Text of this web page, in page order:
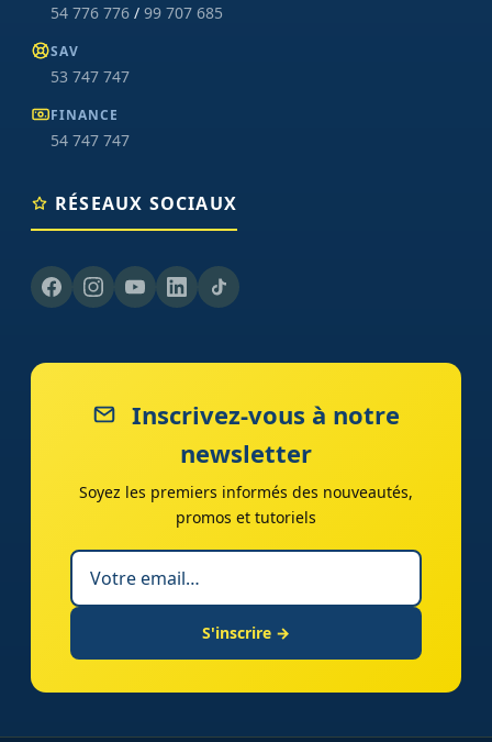
54 776 776 / 99 707 685
SAV
53 747 747
FINANCE
54 747 747
RÉSEAUX SOCIAUX
Inscrivez-vous à notre
newsletter
Soyez les premiers informés des nouveautés,
promos et tutoriels
S'inscrire →